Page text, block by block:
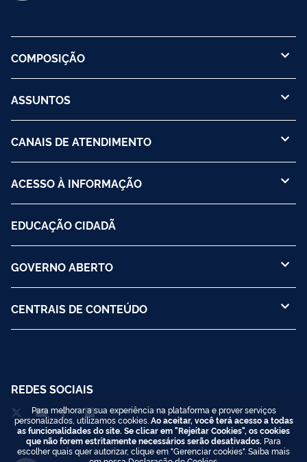
COMPOSIÇÃO
ASSUNTOS
CANAIS DE ATENDIMENTO
ACESSO À INFORMAÇÃO
EDUCAÇÃO CIDADÃ
GOVERNO ABERTO
CENTRAIS DE CONTEÚDO
REDES SOCIAIS
Para melhorar a sua experiência na plataforma e prover serviços
personalizados, utilizamos cookies. Ao aceitar, você terá acesso a todas
as funcionalidades do site. Se clicar em "Rejeitar Cookies", os cookies
que não forem estritamente necessários serão desativados. Para
escolher quais quer autorizar, clique em "Gerenciar cookies". Saiba mais